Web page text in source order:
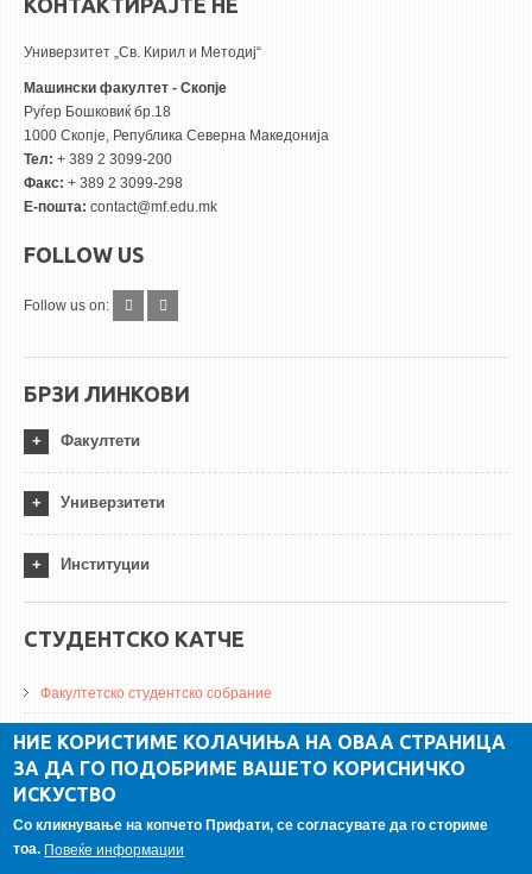
Универзитет „Св. Кирил и Методиј“
Машински факултет - Скопје
Руѓер Бошковиќ бр.18
1000 Скопје, Република Северна Македонија
Тел: + 389 2 3099-200
Факс: + 389 2 3099-298
Е-пошта: contact@mf.edu.mk
FOLLOW US
Follow us on:
БРЗИ ЛИНКОВИ
Факултети
Универзитети
Институции
СТУДЕНТСКО КАТЧЕ
Факултетско студентско собрание
ДА Винчи магазин
Алумни асоцијација
НИЕ КОРИСТИМЕ КОЛАЧИЊА НА ОВАА СТРАНИЦА
ЗА ДА ГО ПОДОБРИМЕ ВАШЕТО КОРИСНИЧКО
ИСКУСТВО
Со кликнување на копчето Прифати, се согласувате да го сториме
тоа. Повеќе информации